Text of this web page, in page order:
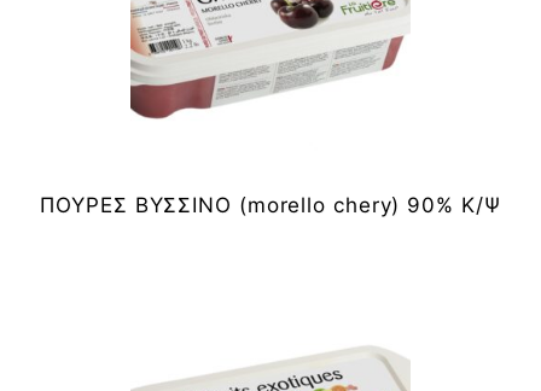
ΠΟΥΡΕΣ ΒΥΣΣΙΝΟ (morello chery) 90% Κ/Ψ